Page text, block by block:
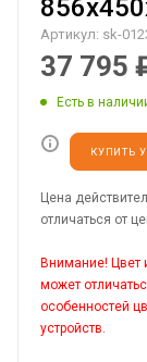
Артикул: sk-
37 795
Есть в
КУПИТЬ
Цена
отличаться от
Внимание! Цвет
может
особенностей
устройств.